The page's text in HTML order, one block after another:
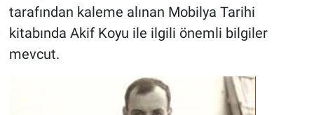
tarafından kaleme alınan Mobilya Tarihi
kitabında Akif Koyu ile ilgili önemli bilgiler
mevcut.